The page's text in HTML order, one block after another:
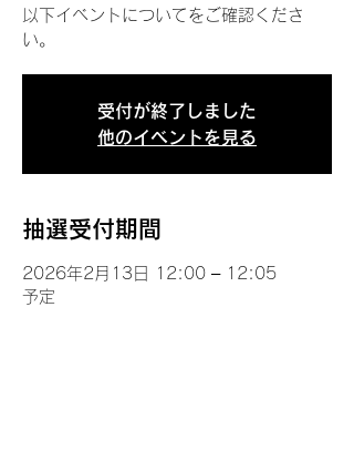
以下イベントについてをご確認くださ
い。
受付が終了しました
他のイベントを見る
抽選受付期間
2026年2月13日 12:00 – 12:05
予定